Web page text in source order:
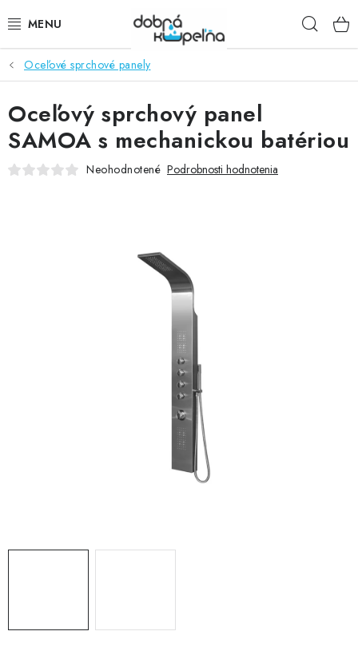
na
SPRCHOVÉ KÚTY
SPRCHOVÉ DVERE
BATÉRIE
PRÍSLUŠENSTVO K SPRCHOVÝM KÚTOM A
Obchodné podmienky
Oceľové sprchové panely
Oceľový sprchový panel
SAMOA s mechanickou batériou
Neohodnotené Podrobnosti hodnotenia